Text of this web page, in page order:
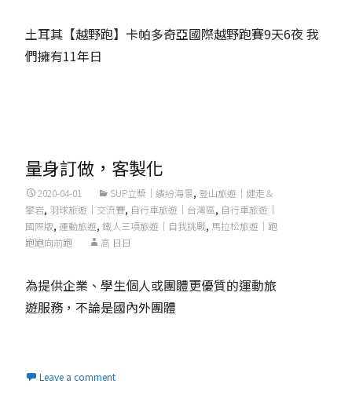
土耳其【越野跑】卡帕多奇亞國際越野跑賽9天6夜 我
們擁有11年日
量身訂做，客製化
2020-04-01 SUP立槳｜繽紛海景, 登山旅遊｜健走＆
攀岩, 羽球旅遊｜交流賽, 自行車旅遊｜台灣區, 自行車旅遊｜
國際版, 運動旅遊, 鐵人三項旅遊｜自我挑戰, 馬拉松旅遊｜跑
跑跑向前跑
高 日日
為提供企業、學生個人或團體更優質的運動旅
遊服務，不論是國內外團體
Leave a comment